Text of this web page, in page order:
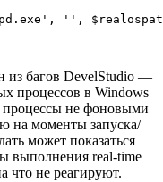
'',
из багов DevelStudio —
процессов в Windows
процессы не фоновыми
на моменты запуска/
может показаться
выполнения real-time
что не реагируют.